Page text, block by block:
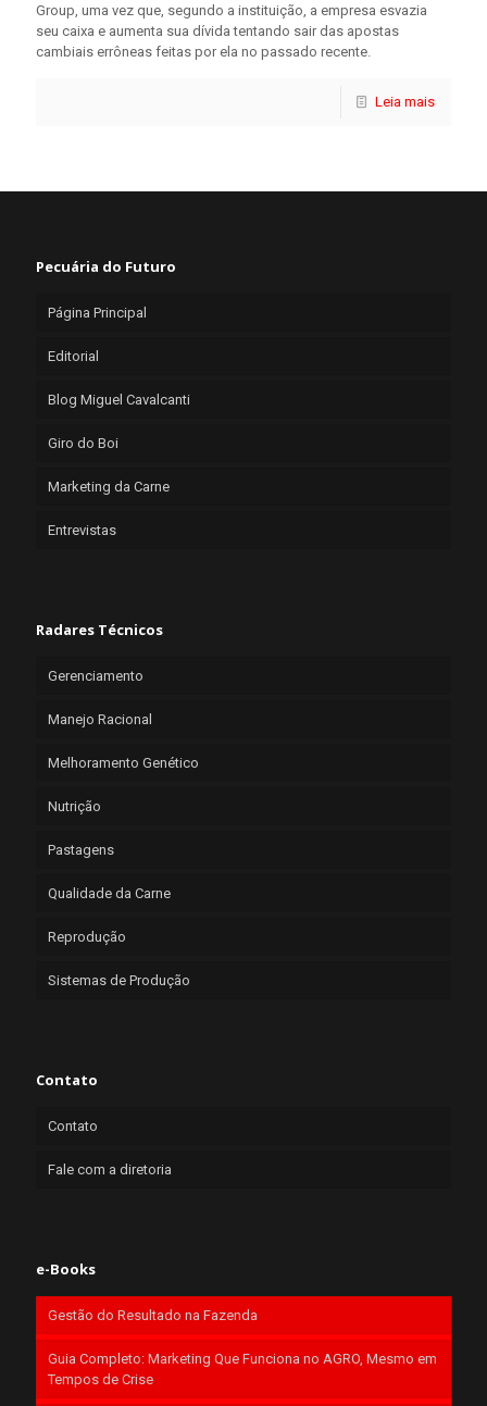
Group, uma vez que, segundo a instituição, a empresa esvazia
seu caixa e aumenta sua dívida tentando sair das apostas
cambiais errôneas feitas por ela no passado recente.
Leia mais
Pecuária do Futuro
Página Principal
Editorial
Blog Miguel Cavalcanti
Giro do Boi
Marketing da Carne
Entrevistas
Radares Técnicos
Gerenciamento
Manejo Racional
Melhoramento Genético
Nutrição
Pastagens
Qualidade da Carne
Reprodução
Sistemas de Produção
Contato
Contato
Fale com a diretoria
e-Books
Gestão do Resultado na Fazenda
Guia Completo: Marketing Que Funciona no AGRO, Mesmo em
Tempos de Crise